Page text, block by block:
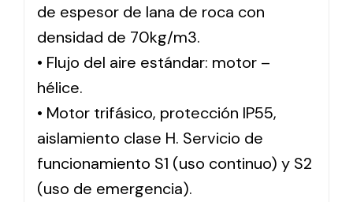
de espesor de lana de roca con
densidad de 70kg/m3.
• Flujo del aire estándar: motor –
hélice.
• Motor trifásico, protección IP55,
aislamiento clase H. Servicio de
funcionamiento S1 (uso continuo) y S2
(uso de emergencia).